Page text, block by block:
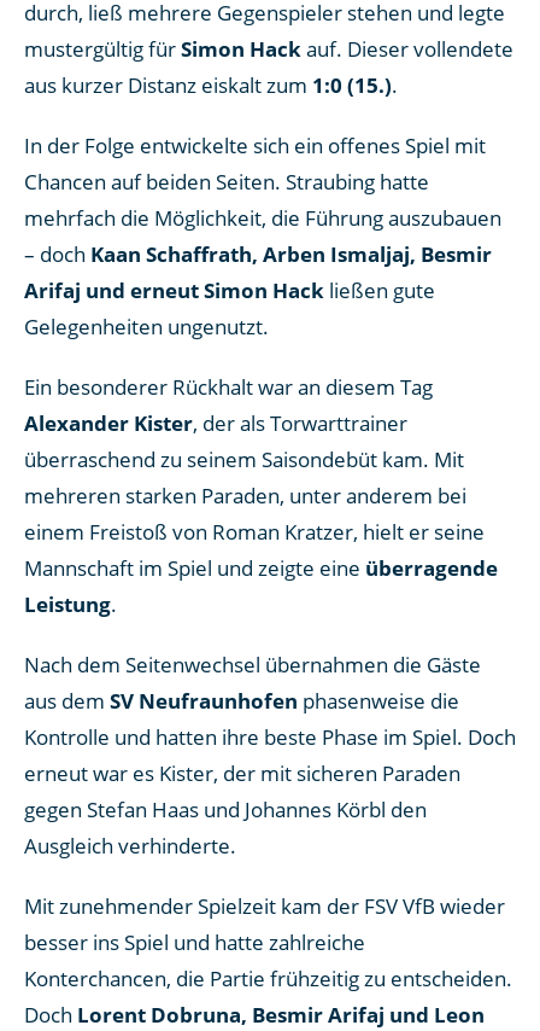
durch, ließ mehrere Gegenspieler stehen und legte
mustergültig fürSimon Hackauf. Dieser vollendete
aus kurzer Distanz eiskalt zum 1:0 (15.).
In der Folge entwickelte sich ein offenes Spiel mit
Chancen auf beiden Seiten. Straubing hatte
mehrfach die Möglichkeit, die Führung auszubauen
– doch Kaan Schaffrath, Arben Ismaljaj, Besmir
Arifaj und erneut Simon Hack ließen gute
Gelegenheiten ungenutzt.
Ein besonderer Rückhalt war an diesem Tag
Alexander Kister, der als Torwarttrainer
überraschend zu seinem Saisondebüt kam. Mit
mehreren starken Paraden, unter anderem bei
einem Freistoß von Roman Kratzer, hielt er seine
Mannschaft im Spiel und zeigte eine überragende
Leistung.
Nach dem Seitenwechsel übernahmen die Gäste
aus dem SV Neufraunhofen phasenweise die
Kontrolle und hatten ihre beste Phase im Spiel. Doch
erneut war es Kister, der mit sicheren Paraden
gegen Stefan Haas und Johannes Körbl den
Ausgleich verhinderte.
Mit zunehmender Spielzeit kam der FSV VfB wieder
besser ins Spiel und hatte zahlreiche
Konterchancen, die Partie frühzeitig zu entscheiden.
Doch Lorent Dobruna, Besmir Arifaj und Leon